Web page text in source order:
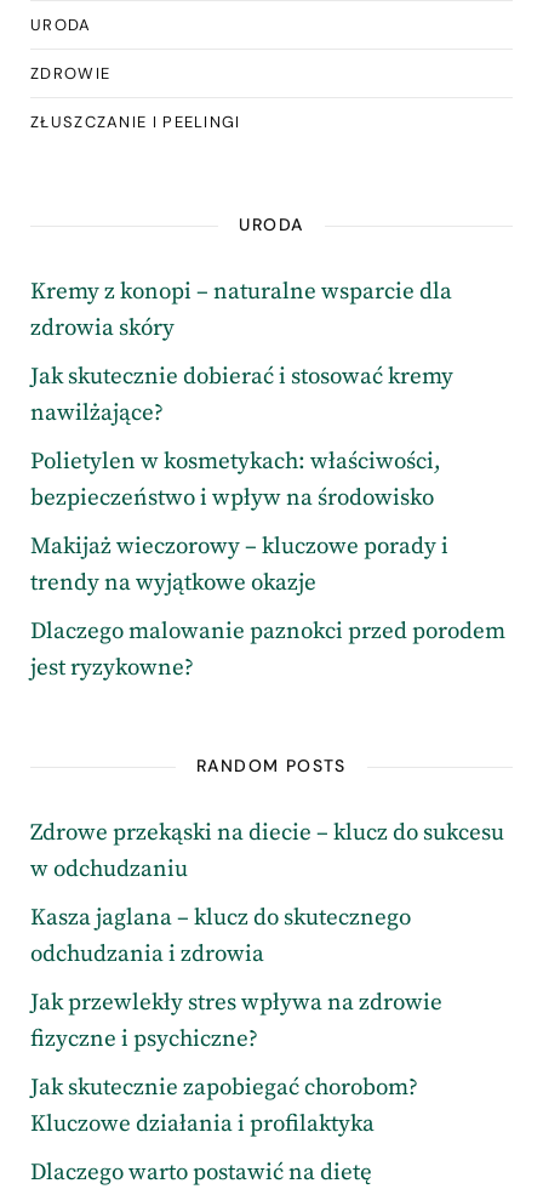
URODA
ZDROWIE
ZŁUSZCZANIE I PEELINGI
URODA
Kremy z konopi – naturalne wsparcie dla
zdrowia skóry
Jak skutecznie dobierać i stosować kremy
nawilżające?
Polietylen w kosmetykach: właściwości,
bezpieczeństwo i wpływ na środowisko
Makijaż wieczorowy – kluczowe porady i
trendy na wyjątkowe okazje
Dlaczego malowanie paznokci przed porodem
jest ryzykowne?
RANDOM POSTS
Zdrowe przekąski na diecie – klucz do sukcesu
w odchudzaniu
Kasza jaglana – klucz do skutecznego
odchudzania i zdrowia
Jak przewlekły stres wpływa na zdrowie
fizyczne i psychiczne?
Jak skutecznie zapobiegać chorobom?
Kluczowe działania i profilaktyka
Dlaczego warto postawić na dietę